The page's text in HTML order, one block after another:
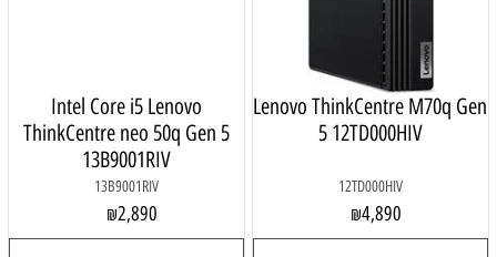
Lenovo ThinkCentre M70q Gen
5 12TD000HIV
12TD000HIV
₪4,890
Intel Core i5 Lenovo
ThinkCentre neo 50q Gen 5
13B9001RIV
13B9001RIV
₪2,890